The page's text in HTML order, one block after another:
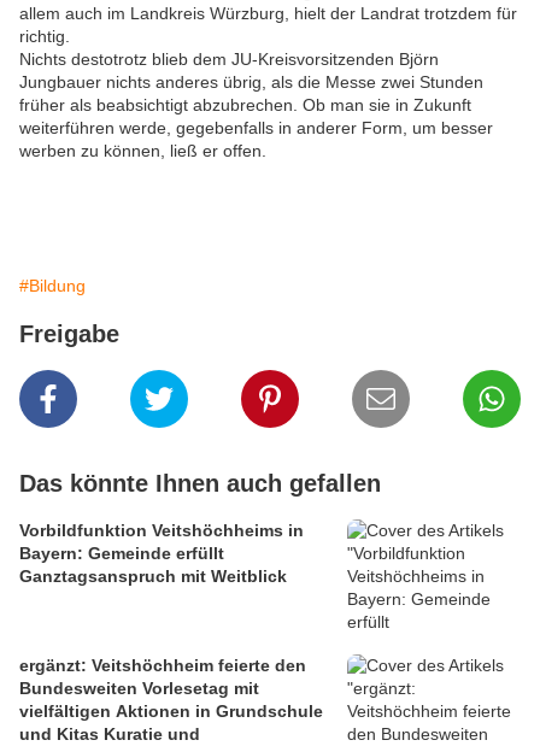
allem auch im Landkreis Würzburg, hielt der Landrat trotzdem für
richtig.
Nichts destotrotz blieb dem JU-Kreisvorsitzenden Björn
Jungbauer nichts anderes übrig, als die Messe zwei Stunden
früher als beabsichtigt abzubrechen. Ob man sie in Zukunft
weiterführen werde, gegebenfalls in anderer Form, um besser
werben zu können, ließ er offen.
#Bildung
Freigabe
Das könnte Ihnen auch gefallen
Vorbildfunktion Veitshöchheims in
Bayern: Gemeinde erfüllt
Ganztagsanspruch mit Weitblick
ergänzt: Veitshöchheim feierte den
Bundesweiten Vorlesetag mit
vielfältigen Aktionen in Grundschule
und Kitas Kuratie und